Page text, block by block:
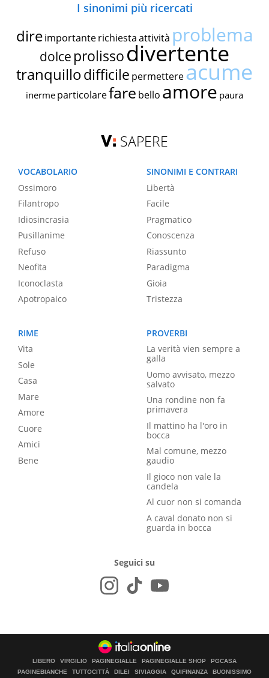
I sinonimi più ricercati
dire importante richiestaattività problema
dolce prolissodivertente
tranquillodifficile permettereacume
inerme particolarefare bello amore paura
SAPERE
VOCABOLARIO
Ossimoro
Filantropo
Idiosincrasia
Pusillanime
Refuso
Neofita
Iconoclasta
Apotropaico
SINONIMI E CONTRARI
Libertà
Facile
Pragmatico
Conoscenza
Riassunto
Paradigma
Gioia
Tristezza
RIME
Vita
Sole
Casa
Mare
Amore
Cuore
Amici
Bene
PROVERBI
La verità vien sempre a
galla
Uomo avvisato, mezzo
salvato
Una rondine non fa
primavera
Il mattino ha l'oro in
bocca
Mal comune, mezzo
gaudio
Il gioco non vale la
candela
Al cuor non si comanda
A caval donato non si
guarda in bocca
Seguici su
LIBERO VIRGILIO PAGINEGIALLE PAGINEGIALLE SHOP
PGCASA
PAGINEBIANCHE
TUTTOCITTÀ DILEI SIVIAGGIA QUIFINANZA BUONISSIMO